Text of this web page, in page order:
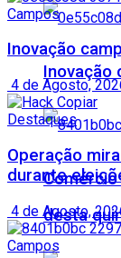
Inovação
desta
Campos
Inovação
4 de Agosto,
Destaques
Operação
durante
4 de Agosto,
Campos